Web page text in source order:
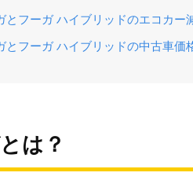
とフーガ ハイブリッドのエコカー
とフーガ ハイブリッドの中古車価
は？